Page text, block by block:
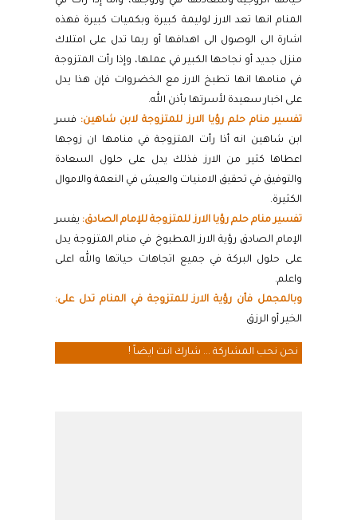
المنام انها تعد الارز لوليمة كبيرة وبكميات كبيرة فهذه
اشارة الى الوصول الى اهدافها أو ربما تدل على امتلاك
منزل جديد أو نجاحها الكبير في عملها، وإذا رأت المتزوجة
في منامها انها تطبخ الارز مع الخضروات فإن هذا يدل
على اخبار سعيدة لأسرتها بأذن الله.
تفسير منام حلم رؤيا الارز للمتزوجة لابن شاهين: فسر
ابن شاهين انه أذا رأت المتزوجة في منامها ان زوجها
اعطاها كثير من الارز فذلك يدل على حلول السعادة
والتوفيق في تحقيق الامنيات والعيش في النعمة والاموال
الكثيرة.
تفسير منام حلم رؤيا الارز للمتزوجة للإمام الصادق: يفسر
الإمام الصادق رؤية الارز المطبوخ في منام المتزوجة يدل
على حلول البركة في جميع اتجاهات حياتها والله اعلى
واعلم.
وبالمجمل فأن رؤية الارز للمتزوجة في المنام تدل على:
الخير أو الرزق
نحن نحب المشاركة ... شارك انت ايضاً !